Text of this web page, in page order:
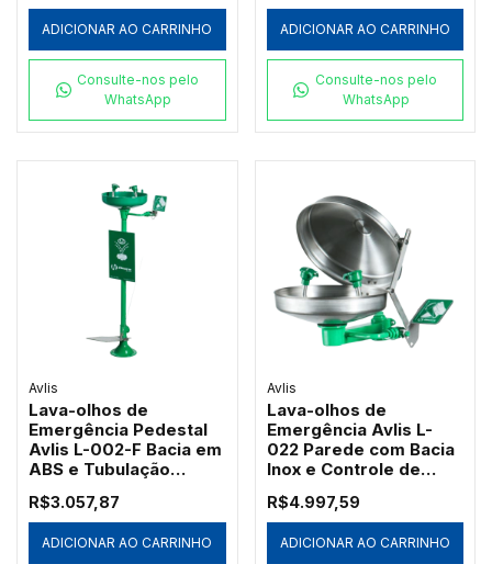
ADICIONAR AO CARRINHO
Consulte-nos pelo
WhatsApp
ADICIONAR AO CARRINHO
Consulte-nos pelo
WhatsApp
Avlis
Lava-olhos de
Emergência Pedestal
Avlis L-002-F Bacia em
ABS e Tubulação
R$3.057,87
ADICIONAR AO CARRINHO
Avlis
Lava-olhos de
Emergência Avlis L-
022 Parede com Bacia
Inox e Controle de
R$4.997,59
ADICIONAR AO CARRINHO